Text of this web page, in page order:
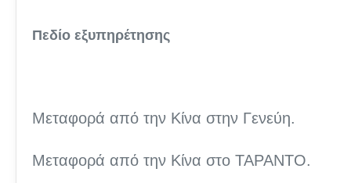
Πεδίο εξυπηρέτησης
Μεταφορά από την Κίνα στην Γενεύη.
Μεταφορά από την Κίνα στο ΤΑΡΑΝΤΟ.